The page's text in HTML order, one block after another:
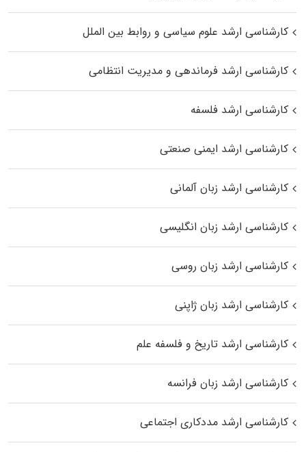
کارشناسی ارشد علوم سیاسی و روابط بین الملل
کارشناسی ارشد فرماندهی و مدیریت انتظامی
کارشناسی ارشد فلسفه
کارشناسی ارشد ایمنی صنعتی
کارشناسی ارشد زبان آلمانی
کارشناسی ارشد زبان انگلیسی
کارشناسی ارشد زبان روسی
کارشناسی ارشد زبان ژاپنی
کارشناسی ارشد تاریخ و فلسفه علم
کارشناسی ارشد زبان فرانسه
کارشناسی ارشد مددکاری اجتماعی